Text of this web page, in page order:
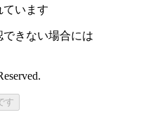
ています
きない場合には
す